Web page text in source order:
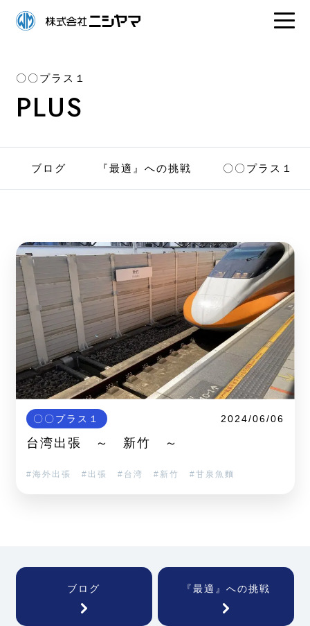
〇〇プラス１
PLUS
ブログ 『最適』への挑戦 〇〇プラス１
〇〇プラス１ 2024/06/06
台湾出張 ～ 新竹 ～
海外出張 出張 台湾 新竹 甘泉魚麵
ブログ 『最適』への挑戦